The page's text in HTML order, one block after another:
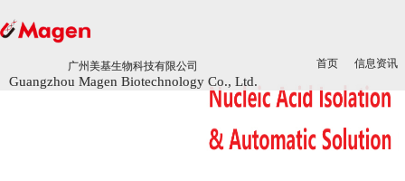
广州美基生物科技有限公司
Guangzhou Magen Biotechnology Co., Ltd.
首页 信息资讯
广州美基生物科技有限公司
Guangzhou Magen Biotechnology Co., Ltd.
首页 信息资讯